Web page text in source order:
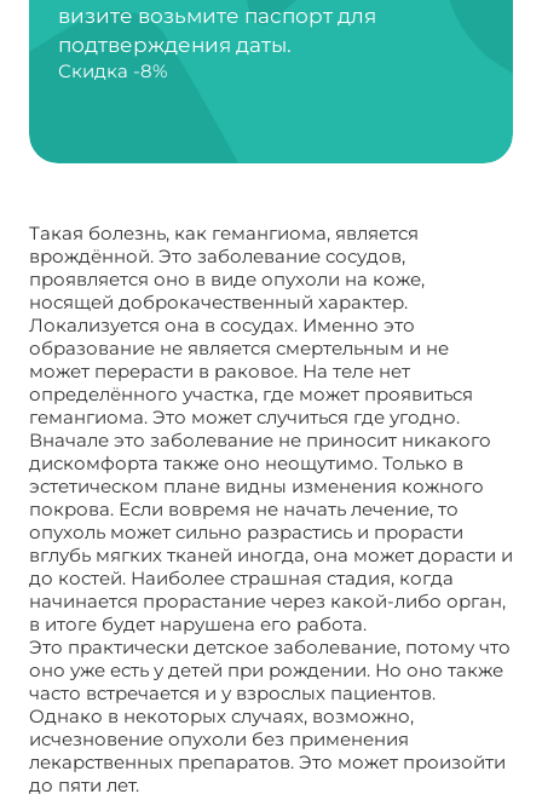
визите возьмите паспорт для
подтверждения даты.
Скидка -8%
Такая болезнь, как гемангиома, является
врождённой. Это заболевание сосудов,
проявляется оно в виде опухоли на коже,
носящей доброкачественный характер.
Локализуется она в сосудах. Именно это
образование не является смертельным и не
может перерасти в раковое. На теле нет
определённого участка, где может проявиться
гемангиома. Это может случиться где угодно.
Вначале это заболевание не приносит никакого
дискомфорта также оно неощутимо. Только в
эстетическом плане видны изменения кожного
покрова. Если вовремя не начать лечение, то
опухоль может сильно разрастись и прорасти
вглубь мягких тканей иногда, она может дорасти и
до костей. Наиболее страшная стадия, когда
начинается прорастание через какой-либо орган,
в итоге будет нарушена его работа.
Это практически детское заболевание, потому что
оно уже есть у детей при рождении. Но оно также
часто встречается и у взрослых пациентов.
Однако в некоторых случаях, возможно,
исчезновение опухоли без применения
лекарственных препаратов. Это может произойти
до пяти лет.